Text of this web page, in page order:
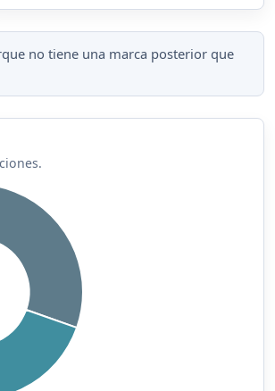
no tiene una marca posterior que